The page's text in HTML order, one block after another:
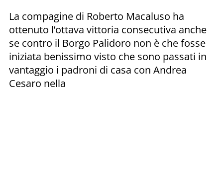
La compagine di Roberto Macaluso ha
ottenuto l’ottava vittoria consecutiva anche
se contro il Borgo Palidoro non è che fosse
iniziata benissimo visto che sono passati in
vantaggio i padroni di casa con Andrea
Cesaro nella